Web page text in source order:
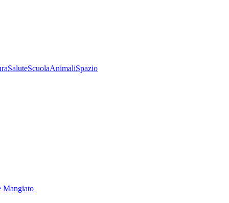
SaluteScuolaAnimaliSpazio
Mangiato